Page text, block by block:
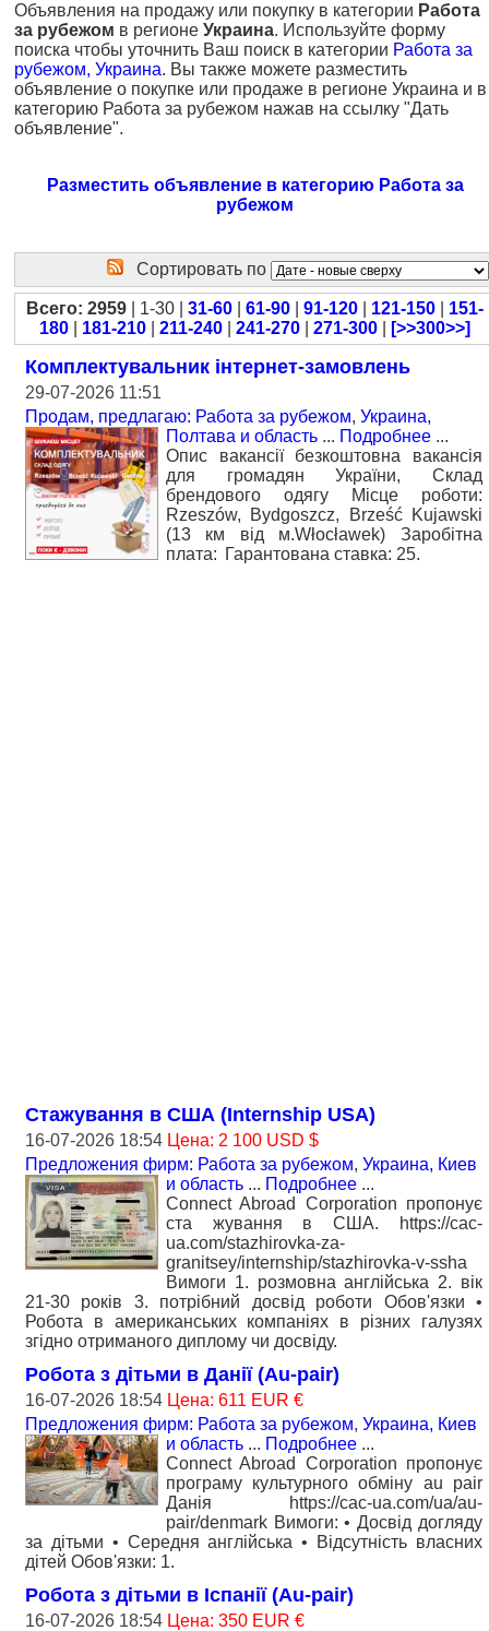
Объявления на продажу или покупку в категории Работа
за рубежом в регионе Украина. Используйте форму
поиска чтобы уточнить Ваш поиск в категории Работа за
рубежом, Украина. Вы также можете разместить
объявление о покупке или продаже в регионе Украина и в
категорию Работа за рубежом нажав на ссылку "Дать
объявление".
Разместить объявление в категорию Работа за
рубежом
Сортировать по
Всего: 2959 | 1-30 | 31-60 61-90 91-120 121-150
151-
180
181-210 211-240 241-270 271-300 [>>300>>]
Комплектувальник інтернет-замовлень
29-07-2026 11:51
Продам, предлагаю: Работа за рубежом, Украина,
Полтава и область ... Подробнее ...
Опис вакансії безкоштовна вакансія
для громадян України, Склад
брендового одягу Місце роботи:
Rzeszów, Bydgoszcz, Brześć Kujawski
(13 км від м.Włocławek) Заробітна
плата: Гарантована ставка: 25.
Стажування в США (Internship USA)
16-07-2026 18:54 Цена: 2 100 USD $
Предложения фирм: Работа за рубежом, Украина, Киев
и область ... Подробнее ...
Connect Abroad Corporation пропонує
ста жування в США. https://cac-
ua.com/stazhirovka-za-
granitsey/internship/stazhirovka-v-ssha
Вимоги 1. розмовна англійська 2. вік
21-30 років 3. потрібний досвід роботи Обов'язки •
Робота в американських компаніях в різних галузях
згідно отриманого диплому чи досвіду.
Робота з дітьми в Данії (Au-pair)
16-07-2026 18:54 Цена: 611 EUR €
Предложения фирм: Работа за рубежом, Украина, Киев
и область ... Подробнее ...
Connect Abroad Corporation пропонує
програму культурного обміну au pair
Данія https://cac-ua.com/ua/au-
pair/denmark Вимоги: • Досвід догляду
за дітьми • Середня англійська • Відсутність власних
дітей Обов'язки: 1.
Робота з дітьми в Іспанії (Au-pair)
16-07-2026 18:54 Цена: 350 EUR €